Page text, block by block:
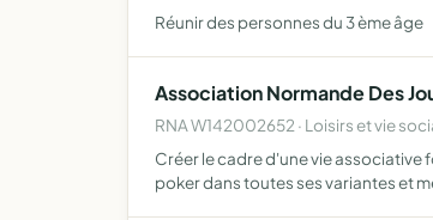
Réunir des personnes du 3 ème âge
Association Normande Des
RNA W142002652 · Loisirs et vie
Créer le cadre d'une vie associative
poker dans toutes ses variantes et